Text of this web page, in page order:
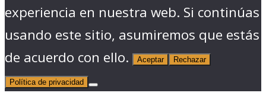
experiencia en nuestra web. Si continúas
usando este sitio, asumiremos que estás
de acuerdo con ello.
Aceptar Rechazar
Política de privacidad